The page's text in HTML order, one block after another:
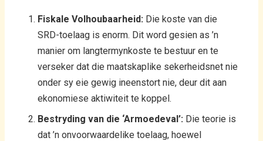
Fiskale Volhoubaarheid: Die koste van die
SRD-toelaag is enorm. Dit word gesien as ’n
manier om langtermynkoste te bestuur en te
verseker dat die maatskaplike sekerheidsnet nie
onder sy eie gewig ineenstort nie, deur dit aan
ekonomiese aktiwiteit te koppel.
Bestryding van die ‘Armoedeval’: Die teorie is
dat ’n onvoorwaardelike toelaag, hoewel